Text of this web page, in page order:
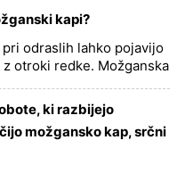
kapi?
odraslih lahko pojavijo
otroki redke. Možganska
ki razbijejo
možgansko kap, srčni